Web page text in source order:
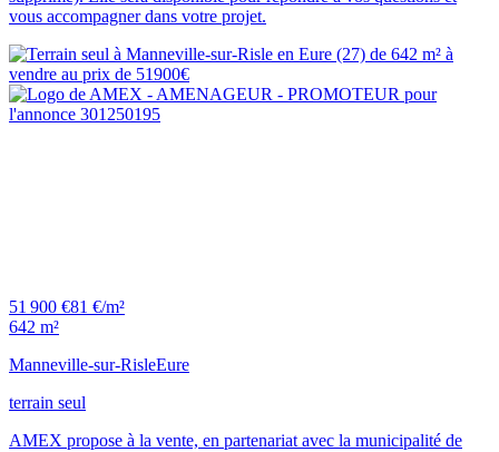
vous accompagner dans votre projet.
51 900 €81 €/m²
642 m²
Manneville-sur-RisleEure
terrain seul
AMEX propose à la vente, en partenariat avec la municipalité de